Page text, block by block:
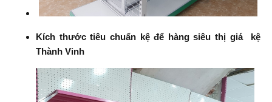
Kích thước tiêu chuẩn kệ để hàng siêu thị giá kệ
Thành Vinh